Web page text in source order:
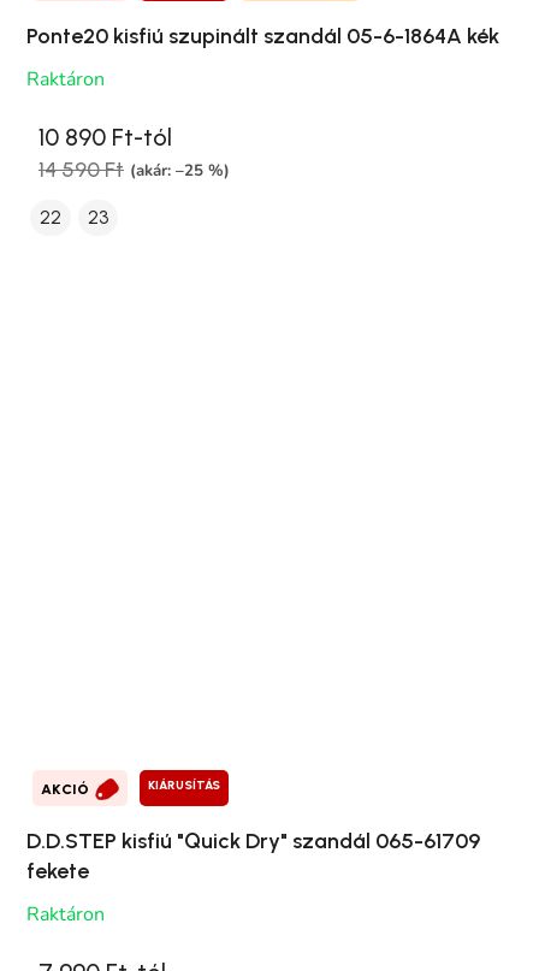
Ponte20 kisfiú szupinált szandál 05-6-1864A kék
Raktáron
10 890 Ft-tól
14 590 Ft (akár: –25 %)
22 23
AKCIÓ KIÁRUSÍTÁS
D.D.STEP kisfiú "Quick Dry" szandál 065-61709
fekete
Raktáron